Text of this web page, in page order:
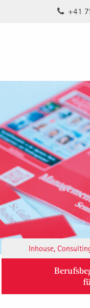
+41
Inhouse,